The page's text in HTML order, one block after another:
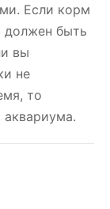
Если корм
быть
вы
не
то
аквариума.